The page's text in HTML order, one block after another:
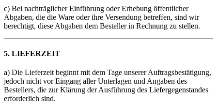
c) Bei nachträglicher Einführung oder Erhebung öffentlicher
Abgaben, die die Ware oder ihre Versendung betreffen, sind wir
berechtigt, diese Abgaben dem Besteller in Rechnung zu stellen.
5. LIEFERZEIT
a) Die Lieferzeit beginnt mit dem Tage unserer Auftragsbestätigung,
jedoch nicht vor Eingang aller Unterlagen und Angaben des
Bestellers, die zur Klärung der Ausführung des Liefergegenstandes
erforderlich sind.